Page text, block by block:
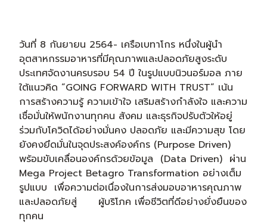
วันที่ 8 กันยายน 2564- เครือเบทาโกร หนึ่งในผู้นำ
อุตสาหกรรมอาหารที่มีคุณภาพและปลอดภัยสูงระดับ
ประเทศจัดงานครบรอบ 54 ปี ในรูปแบบนิวนอร์มอล ภาย
ใต้แนวคิด “GOING FORWARD WITH TRUST” เน้น
การสร้างความรู้ ความเข้าใจ เสริมสร้างกำลังใจ และความ
เชื่อมั่นให้พนักงานทุกคน สังคม และธุรกิจปรับตัวให้อยู่
ร่วมกับโควิดได้อย่างมั่นคง ปลอดภัย และมีความสุข โดย
ยังคงยึดมั่นในจุดประสงค์องค์กร (Purpose Driven)
พร้อมขับเคลื่อนองค์กรด้วยข้อมูล (Data Driven) ผ่าน
Mega Project Betagro Transformation อย่างเต็ม
รูปแบบ เพื่อความต่อเนื่องในการส่งมอบอาหารคุณภาพ
และปลอดภัยสู่ ผู้บริโภค เพื่อชีวิตที่ดีอย่างยั่งยืนของ
ทุกคน